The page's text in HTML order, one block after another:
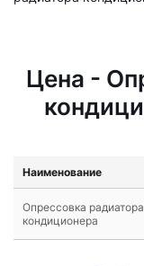
Цена -
Наименование
Опрессовка радиатора
кондиционера